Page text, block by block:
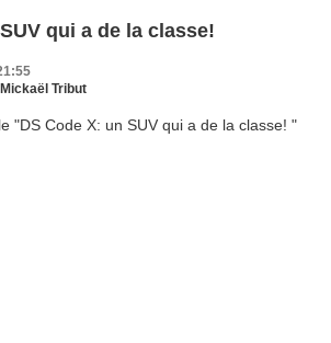
qui a de la classe!
Tribut